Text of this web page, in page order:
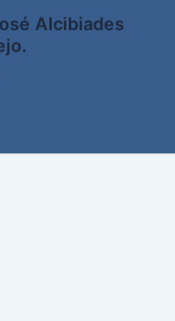
Alcibiades